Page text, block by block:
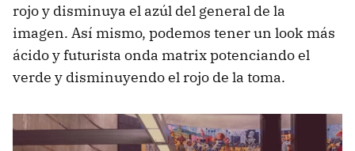
rojo y disminuya el azúl del general de la
imagen. Así mismo, podemos tener un look más
ácido y futurista onda matrix potenciando el
verde y disminuyendo el rojo de la toma.